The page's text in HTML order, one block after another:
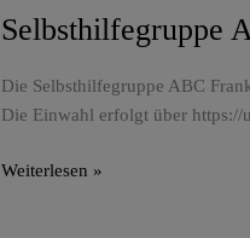
Selbsthilfegruppe
Die Selbsthilfegruppe ABC
Die Einwahl erfolgt über
Selbsthilfegruppe
Frankfurt
–
nicht
Weiterlesen »